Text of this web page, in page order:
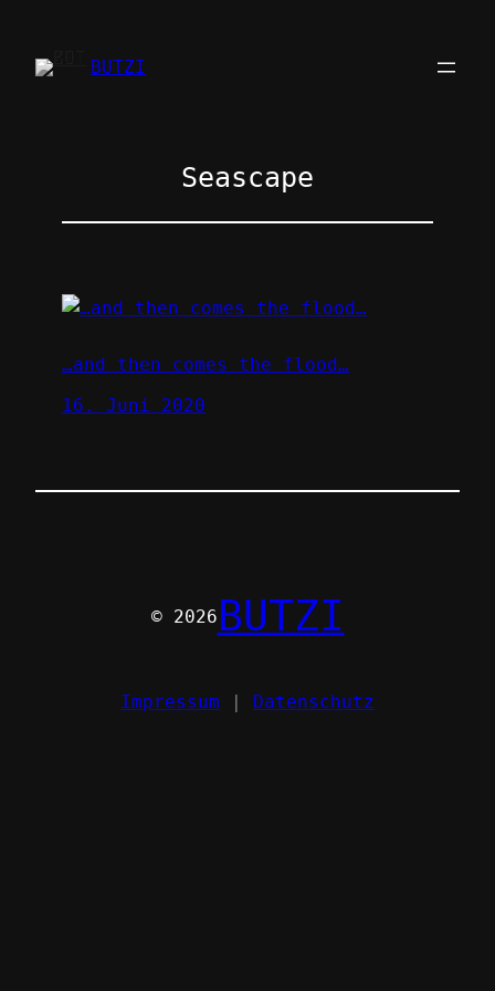
springenBUTZI
Seascape
…and then comes the flood…
16. Juni 2020
© 2026 BUTZI
Impressum | Datenschutz